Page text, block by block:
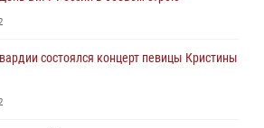
состоялся концерт певицы Кристины
Росгвардии задержали подозреваемого
состоялся концерт певицы Кристины